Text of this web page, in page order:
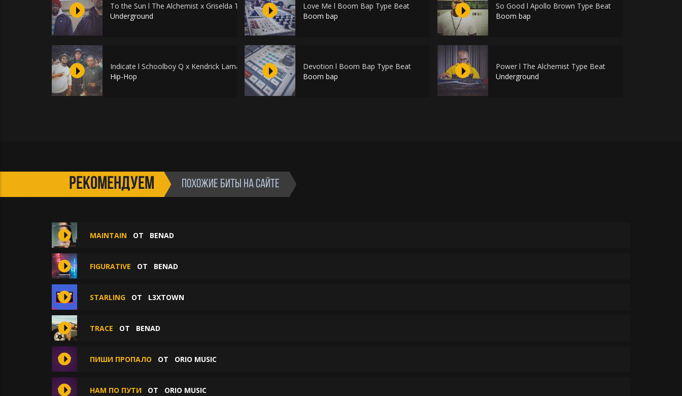
To the Sun l The Alchemist x Griselda Type Beat
Underground
Love Me l Boom Bap Type Beat
Boom bap
So Good l Apollo Brown Type Beat
Boom bap
Indicate l Schoolboy Q x Kendrick Lamar Type Beat
Hip-Hop
Devotion l Boom Bap Type Beat
Boom bap
Power l The Alchemist Type Beat
Underground
РЕКОМЕНДУЕМ ПОХОЖИЕ БИТЫ НА САЙТЕ
MAINTAIN ОТ BENAD
FIGURATIVE ОТ BENAD
STARLING ОТ L3XTOWN
TRACE ОТ BENAD
ПИШИ ПРОПАЛО ОТ ORIO MUSIC
НАМ ПО ПУТИ ОТ ORIO MUSIC